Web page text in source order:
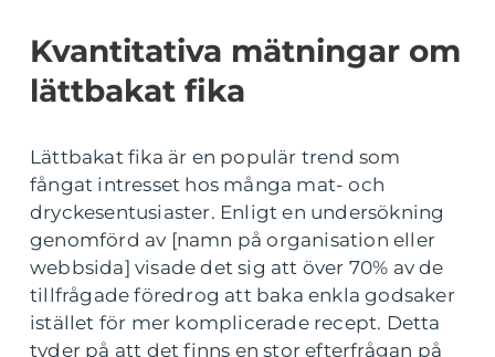
Kvantitativa mätningar om
lättbakat fika
Lättbakat fika är en populär trend som
fångat intresset hos många mat- och
dryckesentusiaster. Enligt en undersökning
genomförd av [namn på organisation eller
webbsida] visade det sig att över 70% av de
tillfrågade föredrog att baka enkla godsaker
istället för mer komplicerade recept. Detta
tyder på att det finns en stor efterfrågan på